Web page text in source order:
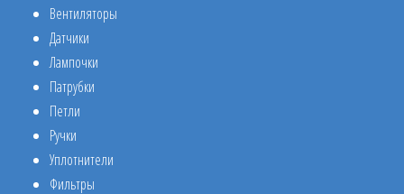
Вентиляторы
Датчики
Лампочки
Патрубки
Петли
Ручки
Уплотнители
Фильтры